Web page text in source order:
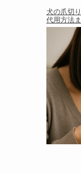
犬の爪切
代用方法